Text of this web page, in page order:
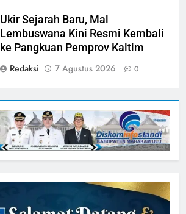
Ukir Sejarah Baru, Mal
Lembuswana Kini Resmi Kembali
ke Pangkuan Pemprov Kaltim
Redaksi
7 Agustus 2026 0